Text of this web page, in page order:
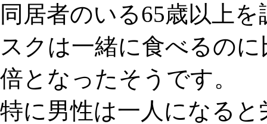
同居者のいる65歳以上
スクは一緒に食べるの
倍となったそうです。
特に男性は一人になる